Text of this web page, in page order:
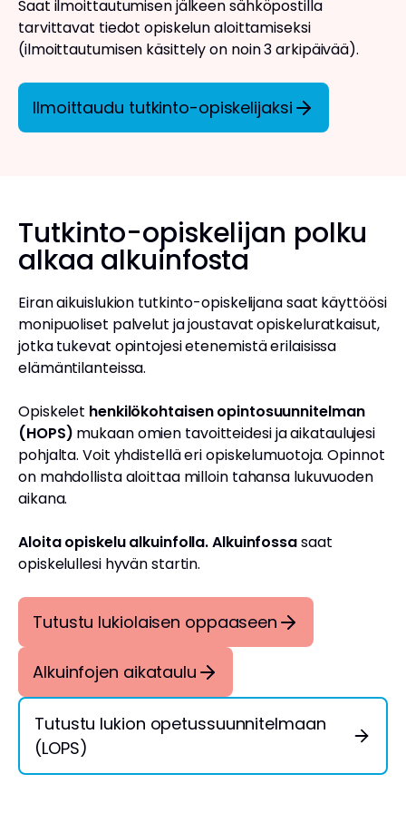
Saat ilmoittautumisen jälkeen sähköpostilla
tarvittavat tiedot opiskelun aloittamiseksi
(ilmoittautumisen käsittely on noin 3 arkipäivää).
Ilmoittaudu tutkinto-opiskelijaksi
Tutkinto-opiskelijan polku
alkaa alkuinfosta
Eiran aikuislukion tutkinto-opiskelijana saat käyttöösi
monipuoliset palvelut ja joustavat opiskeluratkaisut,
jotka tukevat opintojesi etenemistä erilaisissa
elämäntilanteissa.
Opiskelet henkilökohtaisen opintosuunnitelman
(HOPS) mukaan omien tavoitteidesi ja aikataulujesi
pohjalta. Voit yhdistellä eri opiskelumuotoja. Opinnot
on mahdollista aloittaa milloin tahansa lukuvuoden
aikana.
Aloita opiskelu alkuinfolla. Alkuinfossasaat
opiskelullesi hyvän startin.
Tutustu lukiolaisen oppaaseen
Alkuinfojen aikataulu
Tutustu lukion opetussuunnitelmaan
(LOPS)